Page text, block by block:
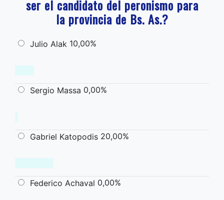
ser el candidato del peronismo para
la provincia de Bs. As.?
Julio Alak 10,00%
Sergio Massa 0,00%
Gabriel Katopodis 20,00%
Federico Achaval 0,00%